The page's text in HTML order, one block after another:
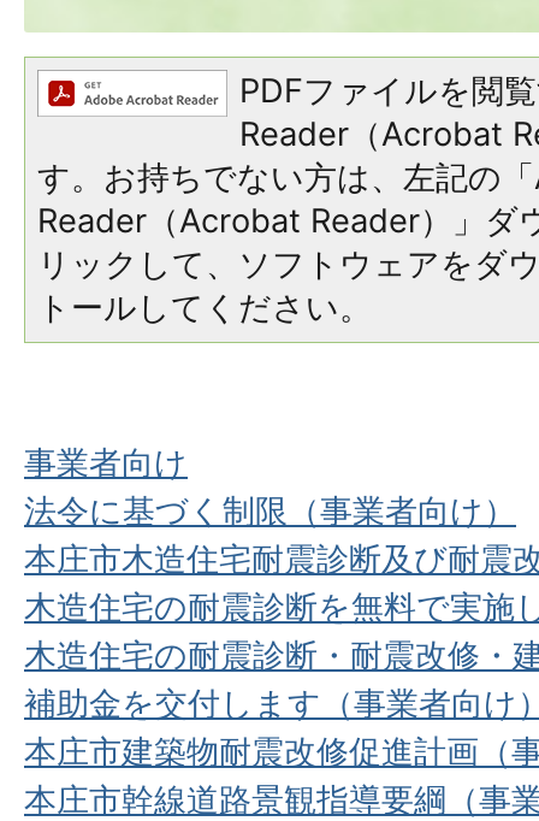
PDFファイルを閲
Reader（Acrobat
す。お持ちでない方は、左記の
Reader（Acrobat Reader）」ダ
リックして、ソフトウェアをダ
トールしてください。
事業者向け
法令に基づく制限（事業者向け）
本庄市木造住宅耐震診断及び耐震
木造住宅の耐震診断を無料で実施
木造住宅の耐震診断・耐震改修・
補助金を交付します（事業者向け
本庄市建築物耐震改修促進計画（
本庄市幹線道路景観指導要綱（事